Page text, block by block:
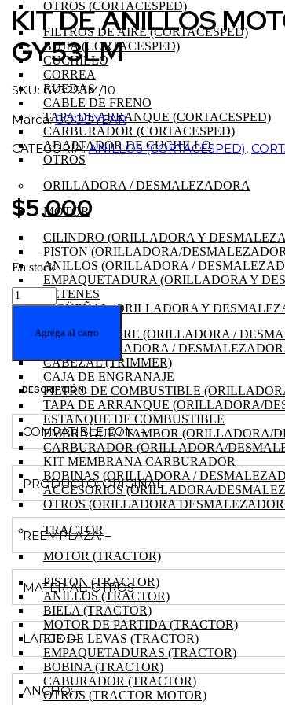
OTROS (CORTACESPED)
FILTROS DE AIRE (CORTACESPED)
BUJIA (CORTACESPED)
CUCHILLO
CORREA
RUEDAS
CABLE DE FRENO
TAPA DE ARRANQUE (CORTACESPED)
CARBURADOR (CORTACESPED)
ADAPTADOR DE CUCHILLO
OTROS
ORILLADORA / DESMALEZADORA
MOTOR
CILINDRO (ORILLADORA Y
PISTON (ORILLADORA/
ANILLOS (ORILLADORA /
EMPAQUETADURA (ORILLADORA Y
RETENES
CIGÜEÑAL (ORILLADORA Y
FILTRO DE AIRE (ORILLADORA /
BUJIA (ORILLADORA /
CABEZAL (TRIMMER)
CAJA DE ENGRANAJE
FILTRO DE COMBUSTIBLE
TAPA DE ARRANQUE (ORILLADORA/
ESTANQUE DE COMBUSTIBLE
EMBRAGUE / TAMBOR (ORILLADORA/
CARBURADOR (ORILLADORA/
KIT MEMBRANA CARBURADOR
BOBINAS (ORILLADORA /
ACCESORIOS (ORILLADORA/
OTROS (ORILLADORA
TRACTOR
MOTOR (TRACTOR)
PISTON (TRACTOR)
ANILLOS (TRACTOR)
BIELA (TRACTOR)
MOTOR DE PARTIDA (TRACTOR)
EJE DE LEVAS (TRACTOR)
EMPAQUETADURAS (TRACTOR)
BOBINA (TRACTOR)
CABURADOR (TRACTOR)
OTROS (TRACTOR MOTOR)
KIT DE ANILLOS
GY53LM
SKU: GY3253M/10
Marca:GOODYEAR
CATEGORÍA:ANILLOS (CORTACESPED),
$5.000
En stock
KIT
DE
MOTOR
CORTACESPED
GOODYEAR
GY53LM
cantidad
Agrega al carro
DESCRIPCIÓN
COMPATIBLE CON: –
PRODUCTO: ORIGINAL
REEMPLAZA: –
MATERIAL: OTROS
LARGO: –
ANCHO: –